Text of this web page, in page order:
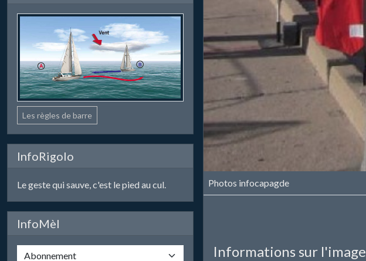
Les règles de barre
InfoRigolo
Le geste qui sauve, c'est le pied au cul.
InfoMèl
Photos infocapagde
Informations sur l'image